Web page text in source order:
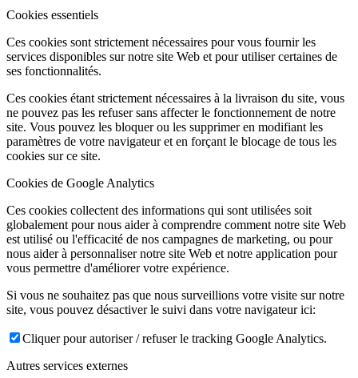
Cookies essentiels
Ces cookies sont strictement nécessaires pour vous fournir les
services disponibles sur notre site Web et pour utiliser certaines de
ses fonctionnalités.
Ces cookies étant strictement nécessaires à la livraison du site, vous
ne pouvez pas les refuser sans affecter le fonctionnement de notre
site. Vous pouvez les bloquer ou les supprimer en modifiant les
paramètres de votre navigateur et en forçant le blocage de tous les
cookies sur ce site.
Cookies de Google Analytics
Ces cookies collectent des informations qui sont utilisées soit
globalement pour nous aider à comprendre comment notre site Web
est utilisé ou l'efficacité de nos campagnes de marketing, ou pour
nous aider à personnaliser notre site Web et notre application pour
vous permettre d'améliorer votre expérience.
Si vous ne souhaitez pas que nous surveillions votre visite sur notre
site, vous pouvez désactiver le suivi dans votre navigateur ici:
Cliquer pour autoriser / refuser le tracking Google Analytics.
Autres services externes